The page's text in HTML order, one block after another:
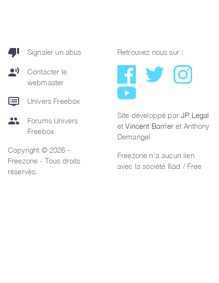
thumb_down Signaler un abus
record_voice_over
Contacter le
webmaster
dvr Univers Freebox
group
Forums Univers
Freebox
Copyright © 2026 -
Freezone - Tous droits
réservés.
Retrouvez nous sur :
Site développé parJP Legal
etVincent Barrieret Anthony
Demangel
Freezone n'a aucun lien
avec la société Iliad / Free